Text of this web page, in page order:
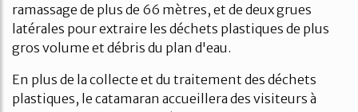
ramassage de plus de 66 mètres, et de deux grues
latérales pour extraire les déchets plastiques de plus
gros volume et débris du plan d'eau.
En plus de la collecte et du traitement des déchets
plastiques, le catamaran accueillera des visiteurs à